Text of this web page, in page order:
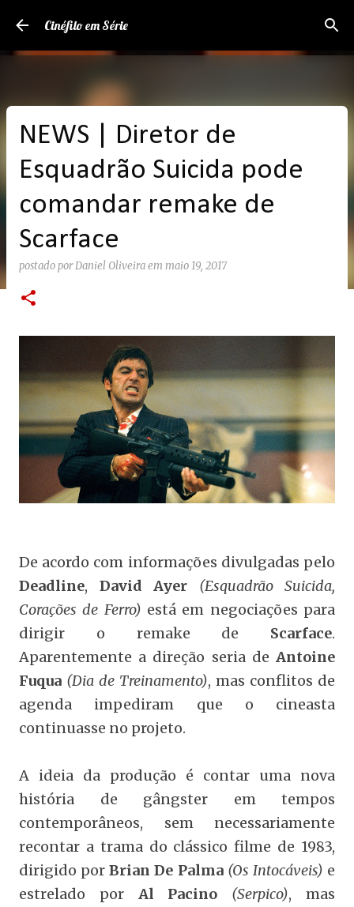
Pular para o conteúdo principal
Cinéfilo em Série
NEWS | Diretor de
Esquadrão Suicida pode
comandar remake de
Scarface
postado porDaniel Oliveiraem maio 19, 2017
De acordo com informações divulgadas pelo
Deadline, David Ayer (Esquadrão Suicida,
Corações de Ferro) está em negociações para
dirigir o remake de Scarface.
Aparentemente a direção seria de Antoine
Fuqua (Dia de Treinamento), mas conflitos de
agenda impediram que o cineasta
continuasse no projeto.
A ideia da produção é contar uma nova
história de gângster em tempos
contemporâneos, sem necessariamente
recontar a trama do clássico filme de 1983,
dirigido porBrian De Palma (Os Intocáveis) e
estrelado por Al Pacino (Serpico), mas